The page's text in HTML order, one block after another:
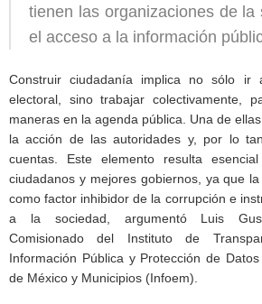
tienen las organizaciones de la
el acceso a la información
Construir ciudadanía implica no sólo
electoral, sino trabajar colectivamente,
maneras en la agenda pública. Una de
la acción de las autoridades y, por lo
cuentas. Este elemento resulta
ciudadanos y mejores gobiernos, ya que
como factor inhibidor de la corrupción e
a la sociedad, argumentó Luis
Comisionado del Instituto de
Información Pública y Protección de
de México y Municipios (Infoem).